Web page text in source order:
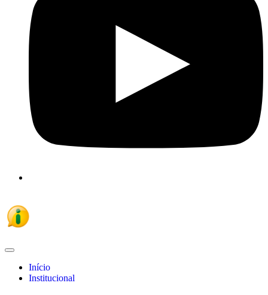
Início
Institucional